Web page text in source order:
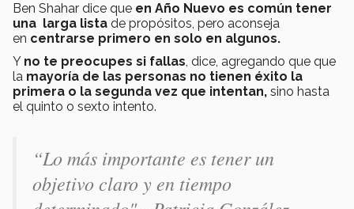
Ben Shahar dice que en Año Nuevo es común tener
una larga lista de propósitos, pero aconseja
en centrarse primero en solo en algunos.
Y no te preocupes si fallas, dice, agregando que que
la mayoría de las personas no tienen éxito la
primera o la segunda vez que intentan, sino hasta
el quinto o sexto intento.
“Lo más importante es tener un
objetivo claro y en tiempo